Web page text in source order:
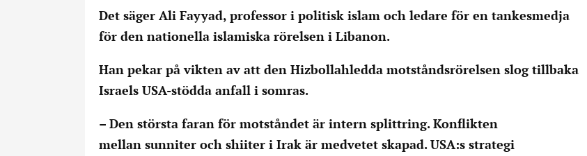
Det säger Ali Fayyad, professor i politisk islam och ledare för en tankesmedja
för den nationella islamiska rörelsen i Libanon.
Han pekar på vikten av att den Hizbollahledda motståndsrörelsen slog tillbaka
Israels USA-stödda anfall i somras.
– Den största faran för motståndet är intern splittring. Konflikten
mellan sunniter och shiiter i Irak är medvetet skapad. USA:s strategi